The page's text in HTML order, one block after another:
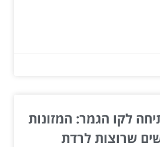
לקו הגמר: המזונות
שרוצות לרדת